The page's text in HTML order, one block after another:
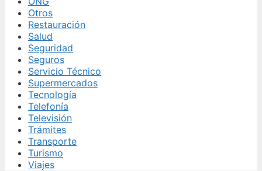
Otros
Restauración
Salud
Seguridad
Seguros
Servicio Técnico
Supermercados
Tecnología
Telefonía
Televisión
Trámites
Transporte
Turismo
Viajes